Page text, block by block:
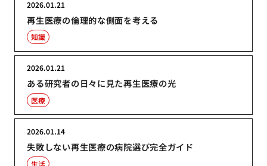
再生医療の倫理的な側面を考える
2026.01.21
知識
ある研究者の日々に見た再生医療の光
2026.01.21
医療
失敗しない再生医療の病院選び完全ガイド
2026.01.14
生活